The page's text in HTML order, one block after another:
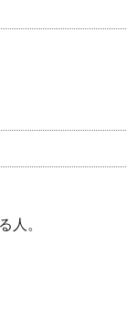
人。